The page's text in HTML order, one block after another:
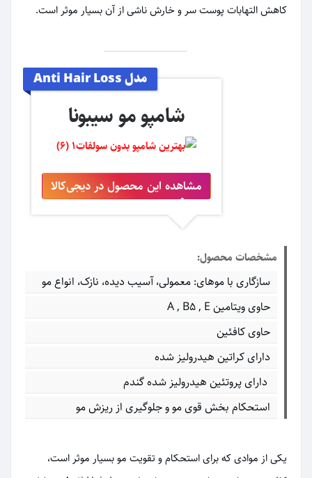
کاهش التهابات پوست سر و خارش ناشی از آن بسیار موثر است.
مدل Anti Hair Loss
شامپو مو سیبونا
مشاهده این محصول در دیجی‌کالا
مشخصات محصول:
سازگاری با موهای: معمولی، آسیب دیده، نازک، انواع مو
حاوی ویتامین A , B5 , E
حاوی کافئین
دارای کراتین هیدرولیز شده
دارای پروتئین هیدرولیز شده گندم
استحکام بخش قوی مو و جلوگیری از ریزش مو
یکی از موادی که برای استحکام و تقویت مو بسیار موثر است،